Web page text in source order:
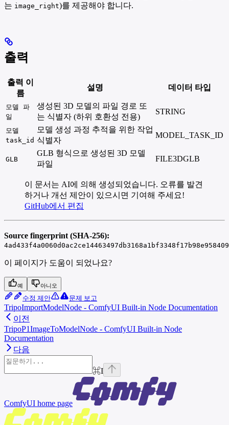
는 image_right)를 제공해야 합니다.
출력
출력 이
름
설명 데이터 타입
모델 파
일
생성된 3D 모델의 파일 경로 또
는 식별자 (하위 호환성 전용)
STRING
모델
task_id
모델 생성 과정 추적을 위한 작업
식별자
MODEL_TASK_ID
GLB
GLB 형식으로 생성된 3D 모델
파일
FILE3DGLB
이 문서는 AI에 의해 생성되었습니다. 오류를 발견
하거나 개선 제안이 있으시면 기여해 주세요!
GitHub에서 편집
Source fingerprint (SHA-256):
이 페이지가 도움이 되었나요?
예 아니오
수정 제안 문제 보고
TripoImportModelNode - ComfyUI Built-in Node Documentation
이전
TripoP1ImageToModelNode - ComfyUI Built-in Node
Documentation
다음
⌘I
ComfyUI home page